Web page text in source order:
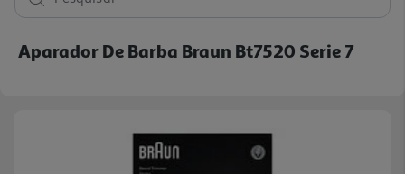
Aparador De Barba Braun Bt7520 Serie 7